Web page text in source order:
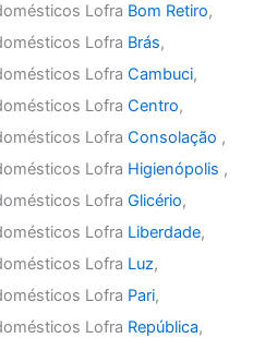
Lofra Bom Retiro,
Lofra Brás,
LofraCambuci,
LofraCentro,
LofraConsolação ,
Lofra Higienópolis ,
LofraGlicério,
Lofra Liberdade,
Lofra Luz,
Lofra Pari,
Lofra República,